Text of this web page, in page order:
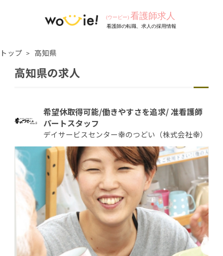
トップ 高知県
高知県の求人
希望休取得可能/働きやすさを追求/ 准看護師
パートスタッフ
デイサービスセンター幸のつどい（株式会社幸）